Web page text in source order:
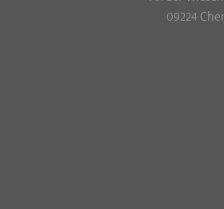
09224